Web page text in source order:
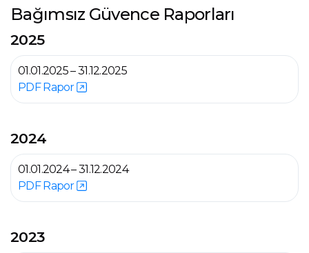
Bağımsız Güvence Raporları
2025
01.01.2025 – 31.12.2025
PDF Rapor
2024
01.01.2024 – 31.12.2024
PDF Rapor
2023